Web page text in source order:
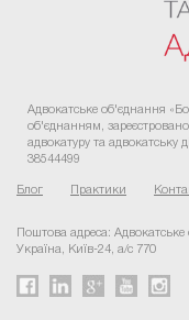
Адвокатське об'єднання
об'єднанням,
адвокатуру та адвокатську
38544499
Блог Практики
Поштова адреса:
Україна, Київ-24, а/с 770